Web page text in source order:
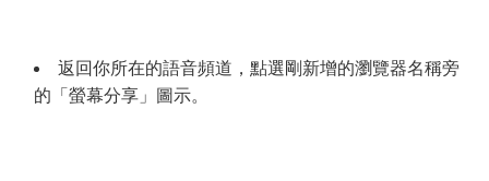
返回你所在的語音頻道，點選剛新增的瀏覽器名稱旁
的「螢幕分享」圖示。